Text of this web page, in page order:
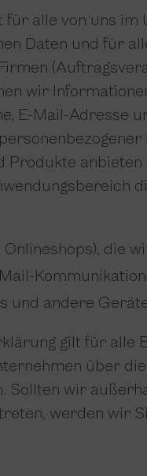
alle von uns im
Daten und für
wir
E-Mail-Adresse
Produkte anbieten
die
Kommunikation
und andere
gilt für alle
über
wir
werden wir